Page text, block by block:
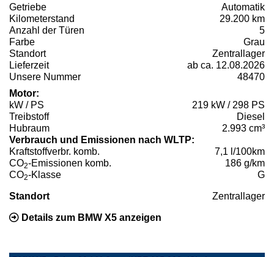
Getriebe
Automatik
Kilometerstand
29.200 km
Anzahl der Türen
5
Farbe
Grau
Standort
Zentrallager
Lieferzeit
ab ca. 12.08.2026
Unsere Nummer
48470
Motor:
kW / PS
219 kW / 298 PS
Treibstoff
Diesel
Hubraum
2.993 cm³
Verbrauch und Emissionen nach WLTP:
Kraftstoffverbr. komb.
7,1 l/100km
CO2-Emissionen komb.
186 g/km
CO2-Klasse G
Standort Zentrallager
Details zum BMW X5 anzeigen